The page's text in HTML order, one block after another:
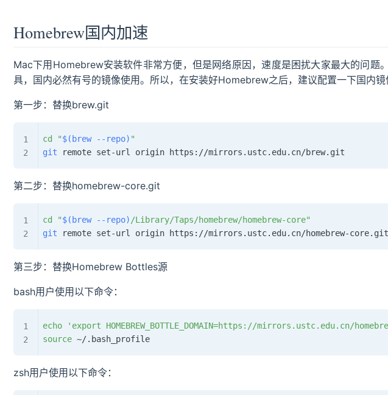
Homebrew国内加速
Mac下用Homebrew安装软件非常方便，但是网络原因，速度是困扰大家最大的问题
具，国内必然有号的镜像使用。所以，在安装好Homebrew之后，建议配置一下国内镜
第一步：替换brew.git
cd "$( brew --repo) "
git
第二步：替换homebrew-core.git
cd "$( brew --repo) /Library/Taps/homebrew/homebrew-core"
git
第三步：替换Homebrew Bottles源
bash用户使用以下命令：
echo 'export HOMEBREW_BOTTLE_DOMAIN=https://mirrors.ustc.edu.cn/
source
zsh用户使用以下命令：